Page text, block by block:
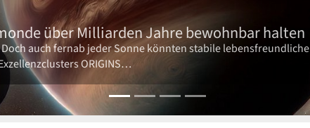
über Milliarden Jahre bewohnbar halten
auch fernab jeder Sonne könnten stabile lebensfreundliche
ORIGINS…